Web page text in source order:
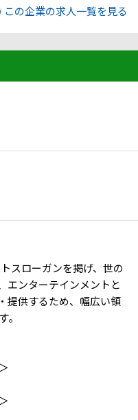
この企業の求人一覧を見る
スローガンを掲げ、世の
エンターテインメントと
提供するため、幅広い領
。